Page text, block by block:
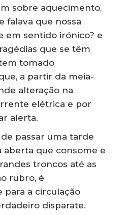
sobre aquecimento,
falava que nossa
em sentido irónico? e
que se têm
tomado
a partir da meia-
alteração na
elétrica e por
alerta.
passar uma tarde
aberta que consome e
troncos até as
rubro, é
a circulação
disparate.